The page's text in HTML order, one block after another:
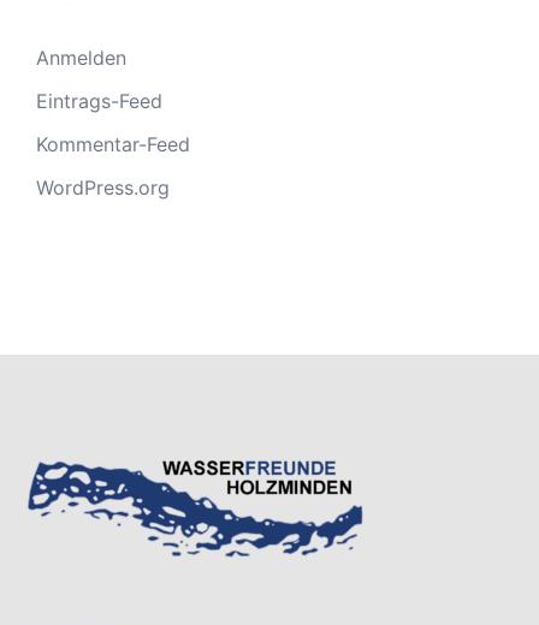
Anmelden
Eintrags-Feed
Kommentar-Feed
WordPress.org